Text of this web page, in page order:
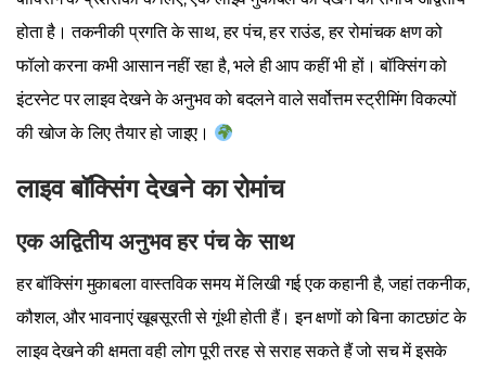
होता है। तकनीकी प्रगति के साथ, हर पंच, हर राउंड, हर रोमांचक क्षण को
फॉलो करना कभी आसान नहीं रहा है, भले ही आप कहीं भी हों। बॉक्सिंग को
इंटरनेट पर लाइव देखने के अनुभव को बदलने वाले सर्वोत्तम स्ट्रीमिंग विकल्पों
की खोज के लिए तैयार हो जाइए।
लाइव बॉक्सिंग देखने का रोमांच
एक अद्वितीय अनुभव हर पंच के साथ
हर बॉक्सिंग मुकाबला वास्तविक समय में लिखी गई एक कहानी है, जहां तकनीक,
कौशल, और भावनाएं खूबसूरती से गूंथी होती हैं। इन क्षणों को बिना काटछांट के
लाइव देखने की क्षमता वही लोग पूरी तरह से सराह सकते हैं जो सच में इसके